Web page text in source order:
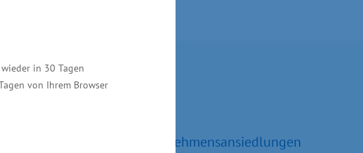
in 30 Tagen
von Ihrem Browser
Kontakt
Referatsleiter Unternehmensansiedlungen